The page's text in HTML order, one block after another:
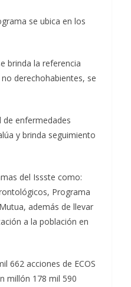
se ubica en los
brinda la referencia
derechohabientes, se
enfermedades
y brinda seguimiento
del Issste como:
Programa
además de llevar
a la población en
662 acciones de ECOS
millón 178 mil 590